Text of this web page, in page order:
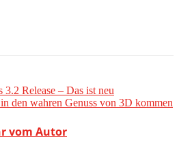
3.2 Release – Das ist neu
den wahren Genuss von 3D kommen
vom Autor